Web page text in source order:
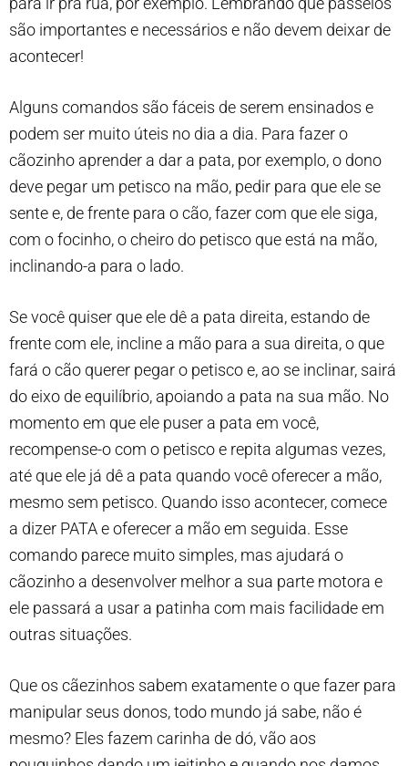
são importantes e necessários e não devem deixar de
acontecer!
Alguns comandos são fáceis de serem ensinados e
podem ser muito úteis no dia a dia. Para fazer o
cãozinho aprender a dar a pata, por exemplo, o dono
deve pegar um petisco na mão, pedir para que ele se
sente e, de frente para o cão, fazer com que ele siga,
com o focinho, o cheiro do petisco que está na mão,
inclinando-a para o lado.
Se você quiser que ele dê a pata direita, estando de
frente com ele, incline a mão para a sua direita, o que
fará o cão querer pegar o petisco e, ao se inclinar, sairá
do eixo de equilíbrio, apoiando a pata na sua mão. No
momento em que ele puser a pata em você,
recompense-o com o petisco e repita algumas vezes,
até que ele já dê a pata quando você oferecer a mão,
mesmo sem petisco. Quando isso acontecer, comece
a dizer PATA e oferecer a mão em seguida. Esse
comando parece muito simples, mas ajudará o
cãozinho a desenvolver melhor a sua parte motora e
ele passará a usar a patinha com mais facilidade em
outras situações.
Que os cãezinhos sabem exatamente o que fazer para
manipular seus donos, todo mundo já sabe, não é
mesmo? Eles fazem carinha de dó, vão aos